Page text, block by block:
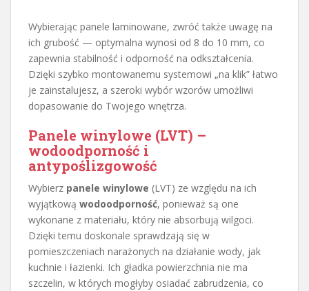
Wybierając panele laminowane, zwróć także uwagę na
ich grubość — optymalna wynosi od 8 do 10 mm, co
zapewnia stabilność i odporność na odkształcenia.
Dzięki szybko montowanemu systemowi „na klik” łatwo
je zainstalujesz, a szeroki wybór wzorów umożliwi
dopasowanie do Twojego wnętrza.
Panele winylowe (LVT) –
wodoodporność i
antypoślizgowość
Wybierz panele winylowe (LVT) ze względu na ich
wyjątkową wodoodporność, ponieważ są one
wykonane z materiału, który nie absorbują wilgoci.
Dzięki temu doskonale sprawdzają się w
pomieszczeniach narażonych na działanie wody, jak
kuchnie i łazienki. Ich gładka powierzchnia nie ma
szczelin, w których mogłyby osiadać zabrudzenia, co